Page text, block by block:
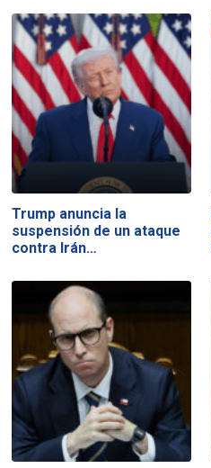
Trump anuncia la
suspensión de un ataque
contra Irán…